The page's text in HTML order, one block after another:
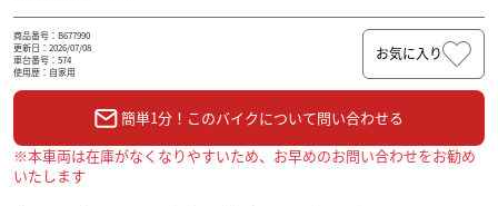
商品番号：B677990
更新日：2026/07/08
車台番号：574
使用歴：自家用
お気に入り
簡単1分！このバイクについて問い合わせる
※本車両は在庫がなくなりやすいため、お早めのお問い合わせをお勧め
いたします